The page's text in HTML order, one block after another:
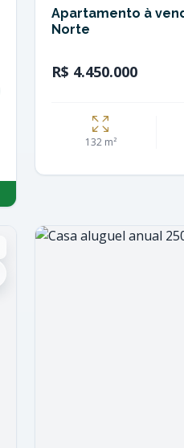
Apartamento à
Norte
R$ 4.450.000
132 m²